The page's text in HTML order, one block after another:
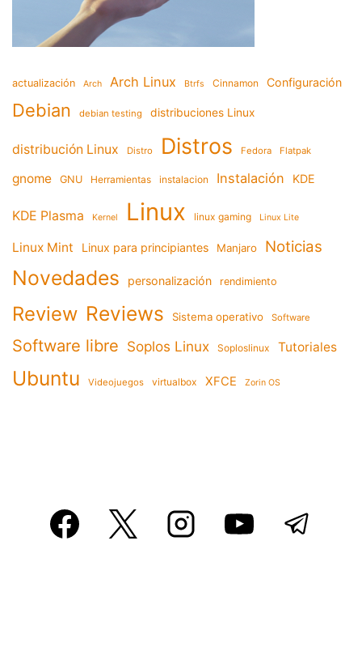
actualización Arch Arch Linux Btrfs Cinnamon Configuración
Debian debian testing distribuciones Linux
distribución Linux Distro Distros Fedora Flatpak
gnome GNU Herramientas instalacion Instalación KDE
KDE Plasma Kernel Linux linux gaming Linux Lite
Linux Mint Linux para principiantes Manjaro Noticias
Novedades personalización rendimiento
Review Reviews Sistema operativo Software
Software libre Soplos Linux Soploslinux Tutoriales
Ubuntu Videojuegos virtualbox XFCE Zorin OS